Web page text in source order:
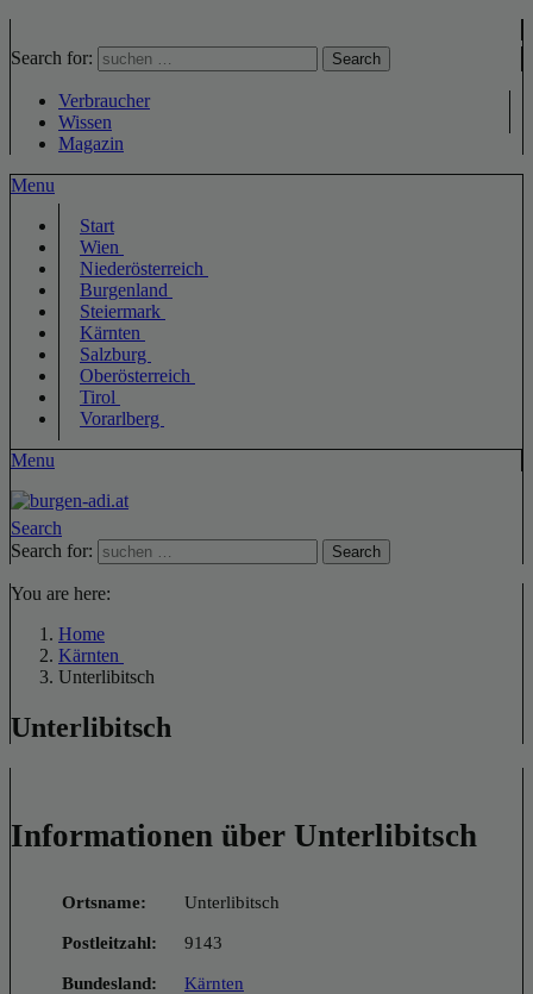
Search for: Search
Verbraucher
Wissen
Magazin
Menu
Start
Wien
Niederösterreich
Burgenland
Steiermark
Kärnten
Salzburg
Oberösterreich
Tirol
Vorarlberg
Menu
Search
Search for:
Search
You are here:
Home
Kärnten
Unterlibitsch
Unterlibitsch
Informationen über Unterlibitsch
Ortsname: Unterlibitsch
Postleitzahl: 9143
Bundesland: Kärnten